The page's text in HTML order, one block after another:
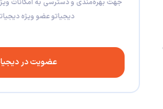
جهت بهره‌مندی و دسترسی به امکانات
دیجیاتو عضو ویژه
عضویت در